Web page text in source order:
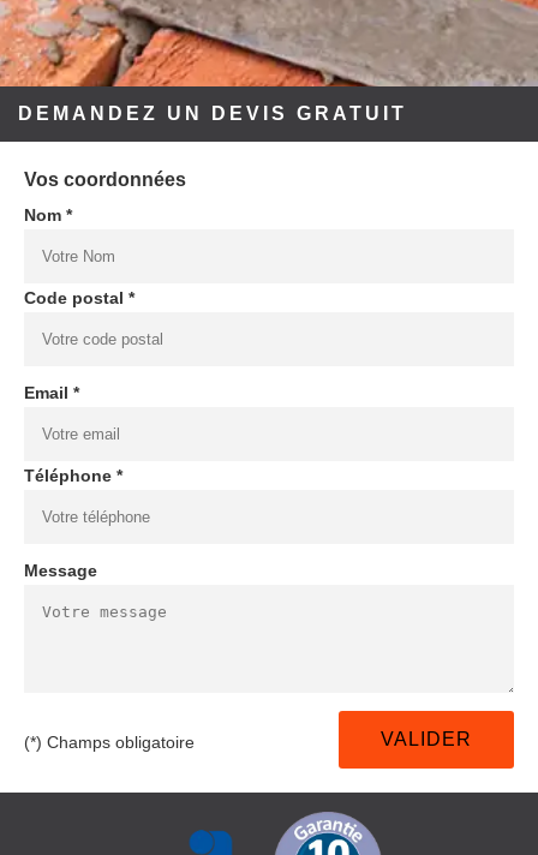
DEMANDEZ UN DEVIS GRATUIT
Vos coordonnées
Nom *
Code postal *
Email *
Téléphone *
Message
(*) Champs obligatoire